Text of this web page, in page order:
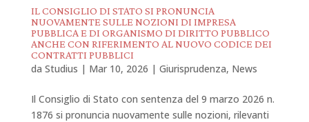
IL CONSIGLIO DI STATO SI PRONUNCIA
NUOVAMENTE SULLE NOZIONI DI IMPRESA
PUBBLICA E DI ORGANISMO DI DIRITTO PUBBLICO
ANCHE CON RIFERIMENTO AL NUOVO CODICE DEI
CONTRATTI PUBBLICI
da Studius | Mar 10, 2026 | Giurisprudenza, News
Il Consiglio di Stato con sentenza del 9 marzo 2026 n.
1876 si pronuncia nuovamente sulle nozioni, rilevanti